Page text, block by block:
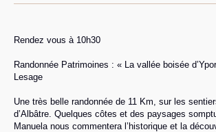
Rendez vous à 10h30
Randonnée Patrimoines : « La vallée boisée
Lesage
Une très belle randonnée de 11 Km, sur les
d’Albâtre. Quelques côtes et des paysages
Manuela nous commentera l’historique et la